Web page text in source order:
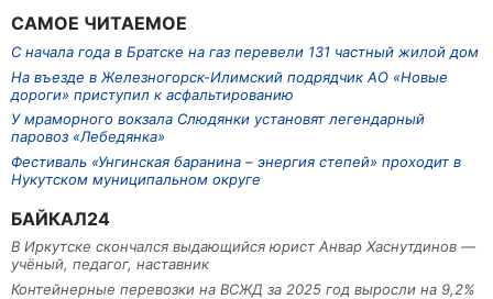
САМОЕ ЧИТАЕМОЕ
С начала года в Братске на газ перевели 131 частный жилой дом
На въезде в Железногорск-Илимский подрядчик АО «Новые
дороги» приступил к асфальтированию
У мраморного вокзала Слюдянки установят легендарный
паровоз «Лебедянка»
Фестиваль «Унгинская баранина – энергия степей» проходит в
Нукутском муниципальном округе
БАЙКАЛ24
В Иркутске скончался выдающийся юрист Анвар Хаснутдинов —
учёный, педагог, наставник
Контейнерные перевозки на ВСЖД за 2025 год выросли на 9,2%